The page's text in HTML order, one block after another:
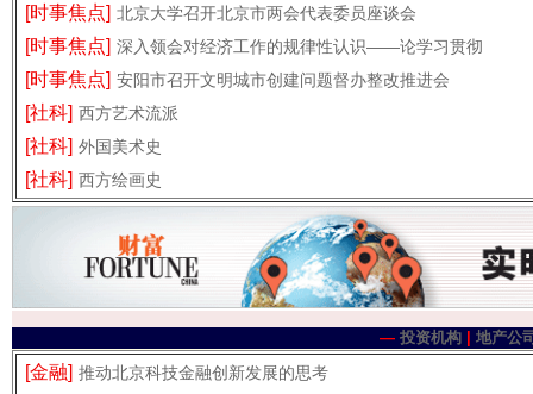
[时事焦点] 北京大学召开北京市两会代表委员座谈会
[时事焦点] 深入领会对经济工作的规律性认识——论学习贯彻
[时事焦点] 安阳市召开文明城市创建问题督办整改推进会
[社科] 西方艺术流派
[社科] 外国美术史
[社科] 西方绘画史
— 投资机构 地产公
[金融] 推动北京科技金融创新发展的思考